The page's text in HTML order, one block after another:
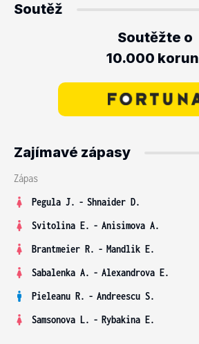
Soutěž
Soutěžte o
10.000
Zajímavé zápasy
Zápas
Pegula J. - Shnaider D.
Svitolina E. - Anisimova A.
Brantmeier R. - Mandlik E.
Sabalenka A. - Alexandrova E.
Pieleanu R. - Andreescu S.
Samsonova L. - Rybakina E.